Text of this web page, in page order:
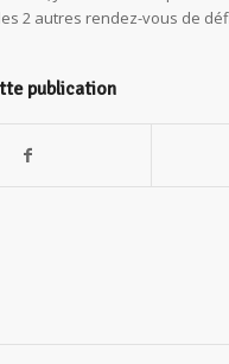
2 autres rendez-vous de
publication